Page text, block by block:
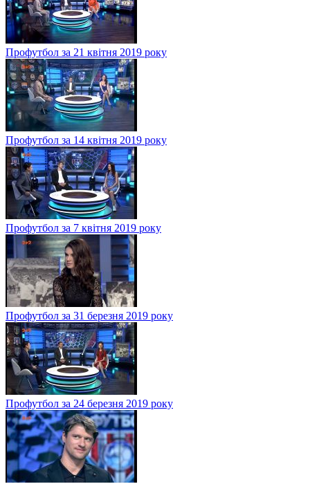
Профутбол за 21 квітня 2019 року
Профутбол за 14 квітня 2019 року
Профутбол за 7 квітня 2019 року
Профутбол за 31 березня 2019 року
Профутбол за 24 березня 2019 року